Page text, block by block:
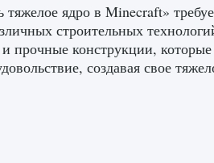
ядро ​​в Minecraft»
строительных
прочные конструкции,
создавая свое